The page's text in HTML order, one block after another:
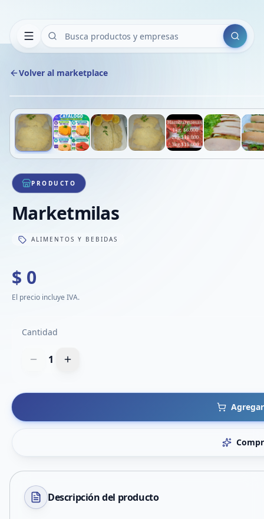
Buscar
Volver al marketplace
1/13
PRODUCTO
Marketmilas
ALIMENTOS Y BEBIDAS
$ 0
El precio incluye IVA.
Cantidad
1
Descripción del producto